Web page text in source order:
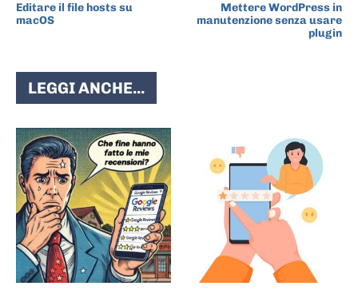
Editare il file hosts su
macOS
Mettere WordPress in
manutenzione senza usare
plugin
LEGGI ANCHE...